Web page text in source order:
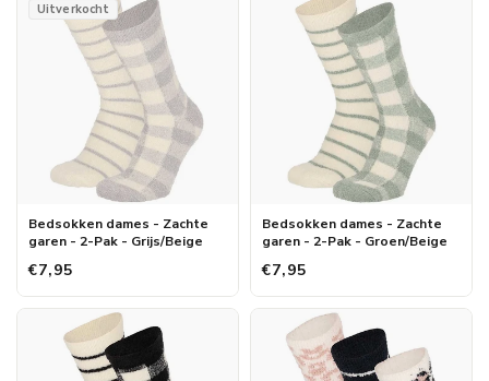
Uitverkocht
Bedsokken dames - Zachte
garen - 2-Pak - Grijs/Beige
€7,95
Bedsokken dames - Zachte
garen - 2-Pak - Groen/Beige
€7,95